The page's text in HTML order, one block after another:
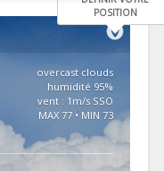
POSITION
overcast clouds
95% humidité
vent : 1m/s SSO
MAX 77 • MIN 73